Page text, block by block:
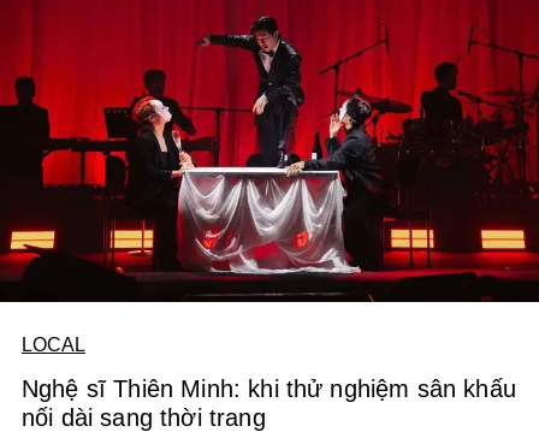
LOCAL
Nghệ sĩ Thiên Minh: khi thử nghiệm sân khấu
nối dài sang thời trang